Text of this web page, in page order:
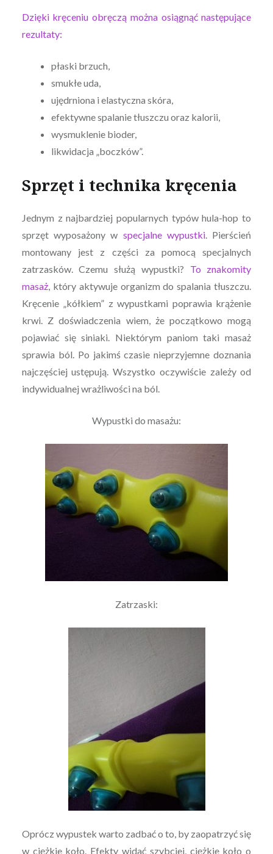
Dzięki kręceniu obręczą można osiągnąć następujące
rezultaty:
płaski brzuch,
smukłe uda,
ujędrniona i elastyczna skóra,
efektywne spalanie tłuszczu oraz kalorii,
wysmuklenie bioder,
likwidacja „boczków”.
Sprzęt i technika kręcenia
Jednym z najbardziej popularnych typów hula-hop to
sprzęt wyposażony w specjalne wypustki. Pierścień
montowany jest z części za pomocą specjalnych
zatrzasków. Czemu służą wypustki? To znakomity
masaż, który aktywuje organizm do spalania tłuszczu.
Kręcenie „kółkiem” z wypustkami poprawia krążenie
krwi. Z doświadczenia wiem, że początkowo mogą
pojawiać się siniaki. Niektórym paniom taki masaż
sprawia ból. Po jakimś czasie nieprzyjemne doznania
najczęściej ustępują. Wszystko oczywiście zależy od
indywidualnej wrażliwości na ból.
Wypustki do masażu:
Zatrzaski:
Oprócz wypustek warto zadbać o to, by zaopatrzyć się
w ciężkie koło. Efekty widać szybciej, ciężkie koło o